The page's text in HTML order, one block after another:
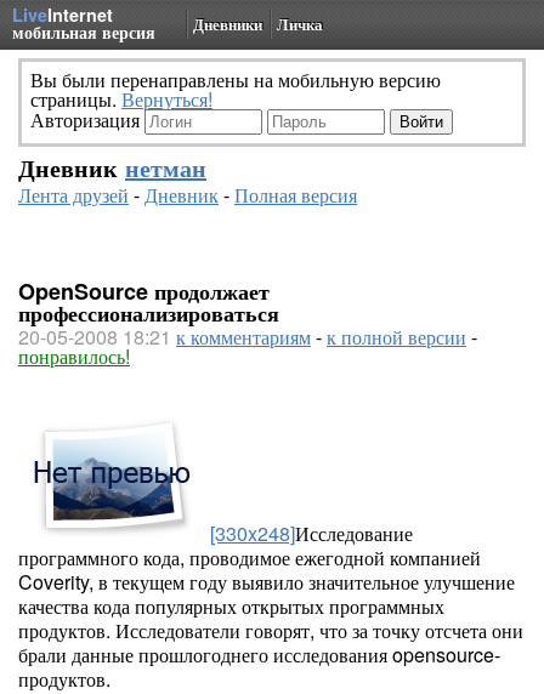
LiveInternet
мобильная версия Дневники Личка
Вы были перенаправлены на мобильную версию
страницы. Вернуться!
Авторизация
Дневник нетман
Лента друзей -Дневник-Полная версия
OpenSource продолжает
профессионализироваться
20-05-2008 18:21 к комментариям-к полной версии -
понравилось!
[330x248]Исследование
программного кода, проводимое ежегодной компанией
Coverity, в текущем году выявило значительное улучшение
качества кода популярных открытых программных
продуктов. Исследователи говорят, что за точку отсчета они
брали данные прошлогоднего исследования opensource-
продуктов.